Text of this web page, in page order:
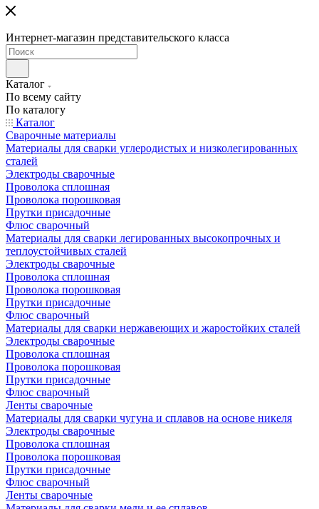
Интернет-магазин представительского класса
Каталог
По всему сайту
По каталогу
Каталог
Сварочные материалы
Материалы для сварки углеродистых и низколегированных
сталей
Электроды сварочные
Проволока сплошная
Проволока порошковая
Прутки присадочные
Флюс сварочный
Материалы для сварки легированных высокопрочных и
теплоустойчивых сталей
Электроды сварочные
Проволока сплошная
Проволока порошковая
Прутки присадочные
Флюс сварочный
Материалы для сварки нержавеющих и жаростойких сталей
Электроды сварочные
Проволока сплошная
Проволока порошковая
Прутки присадочные
Флюс сварочный
Ленты сварочные
Материалы для сварки чугуна и сплавов на основе никеля
Электроды сварочные
Проволока сплошная
Проволока порошковая
Прутки присадочные
Флюс сварочный
Ленты сварочные